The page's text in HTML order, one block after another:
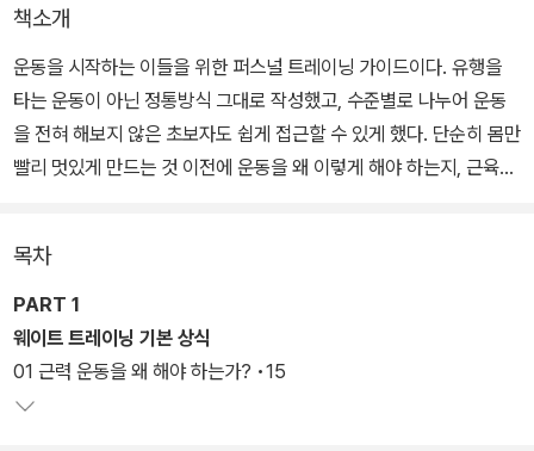
책소개
운동을 시작하는 이들을 위한 퍼스널 트레이닝 가이드이다. 유행을
타는 운동이 아닌 정통방식 그대로 작성했고, 수준별로 나누어 운동
을 전혀 해보지 않은 초보자도 쉽게 접근할 수 있게 했다. 단순히 몸만
빨리 멋있게 만드는 것 이전에 운동을 왜 이렇게 해야 하는지, 근육이
운동할 때 주의해야 할 사항과 식습관, 수분 섭취 등에 대한 기본적인
이론뿐만 아니라 근육 해부학 이미지를 통한 근육의 모양과 쓰임, 운
동 방법과 프로그램의 종류 등을 소개하고 있다. 전 운동 동작 사진은
물론, QR 코드 영상이 수록되어, 트레이너가 옆에서 알려주듯이 생
목차
PART 1
웨이트 트레이닝 기본 상식
01 근력 운동을 왜 해야 하는가? •15